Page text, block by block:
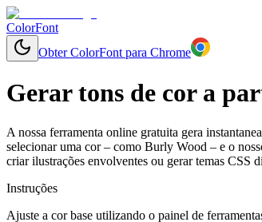
ColorFont
Obter ColorFont para Chrome
Gerar tons de cor a
A nossa ferramenta online gratuita gera
selecionar uma cor – como Burly Wood – e o
criar ilustrações envolventes ou gerar temas CSS
Instruções
Ajuste a cor base utilizando o painel de